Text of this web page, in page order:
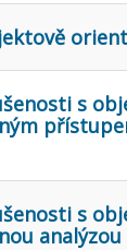
Mapa stránek
s
s
analýzou